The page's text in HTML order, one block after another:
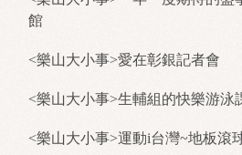
館
<樂山大小事>愛在彰銀記者會
<樂山大小事>生輔組的快樂游泳
<樂山大小事>運動i台灣~地板滾